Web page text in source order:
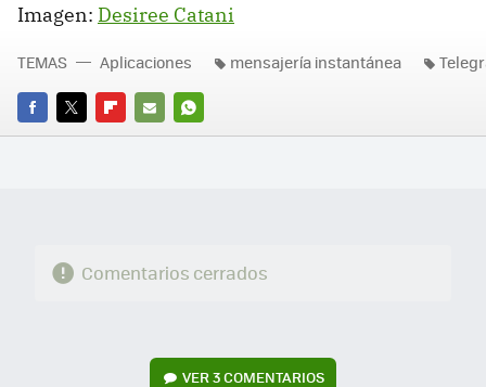
Imagen: Desiree Catani
FACEBOOK
TWITTERFLIPBOARD
E-
WHATSAPP
TEMAS Aplicaciones mensajería instantánea
Comentarios cerrados
VER3 COMENTARIOS